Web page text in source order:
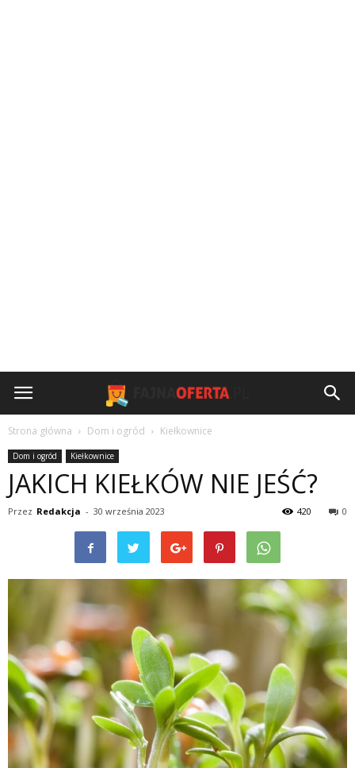
Strona główna Dom i ogród Kiełkownice
Dom i ogród Kiełkownice
JAKICH KIEŁKÓW NIE JEŚĆ?
Przez Redakcja - 30 września 2023 0
420